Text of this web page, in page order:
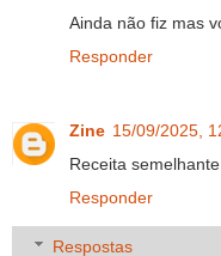
Ainda não fiz mas
Responder
Zine 15/09/2025,
Receita
Responder
Respostas